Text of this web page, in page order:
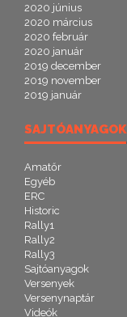
2020 június
2020 március
2020 február
2020 január
2019 december
2019 november
2019 január
SAJTÓANYAGOK
Amatőr
Egyéb
ERC
Historic
Rally1
Rally2
Rally3
Sajtóanyagok
Versenyek
Versenynaptár
Videók